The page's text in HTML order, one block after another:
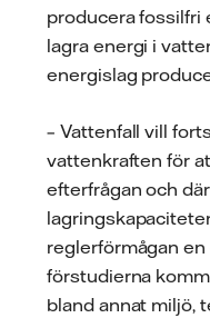
producera fossilfri
lagra energi i
energislag
– Vattenfall vill
vattenkraften för
efterfrågan och
reglerförmågan
förstudierna
bland annat miljö,